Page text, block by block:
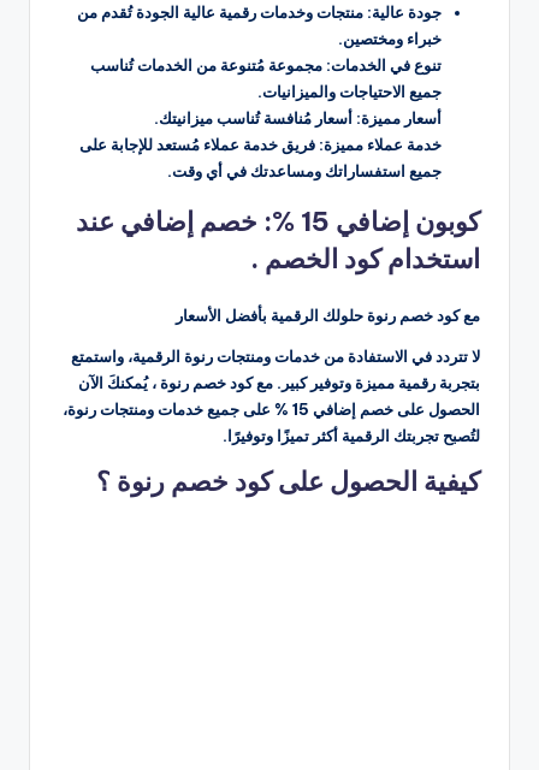
جودة عالية: منتجات وخدمات رقمية عالية الجودة تُقدم من
خبراء ومختصين.
تنوع في الخدمات: مجموعة مُتنوعة من الخدمات تُناسب
جميع الاحتياجات والميزانيات.
أسعار مميزة: أسعار مُنافسة تُناسب ميزانيتك.
خدمة عملاء مميزة: فريق خدمة عملاء مُستعد للإجابة على
جميع استفساراتك ومساعدتك في أي وقت.
كوبون إضافي 15 %: خصم إضافي عند
استخدام كود الخصم .
مع كود خصم رنوة حلولك الرقمية بأفضل الأسعار
لا تتردد في الاستفادة من خدمات ومنتجات رنوة الرقمية، واستمتع
بتجربة رقمية مميزة وتوفير كبير. مع كود خصم رنوة ، يُمكنكَ الآن
الحصول على خصم إضافي 15 % على جميع خدمات ومنتجات رنوة،
لتُصبح تجربتك الرقمية أكثر تميزًا وتوفيرًا.
كيفية الحصول على كود خصم رنوة ؟